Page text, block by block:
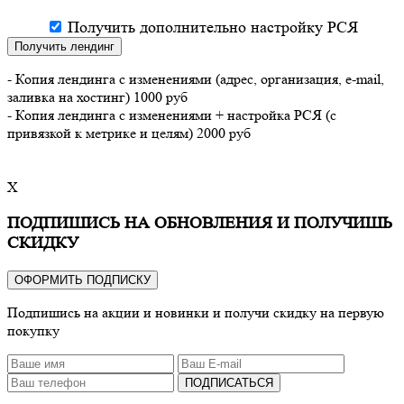
Получить дополнительно настройку РСЯ
Получить лендинг
- Копия лендинга с изменениями (адрес, организация, e-mail,
заливка на хостинг) 1000 руб
- Копия лендинга с изменениями + настройка РСЯ (с
привязкой к метрике и целям) 2000 руб
X
ПОДПИШИСЬ НА ОБНОВЛЕНИЯ И ПОЛУЧИШЬ
СКИДКУ
ОФОРМИТЬ ПОДПИСКУ
Подпишись на акции и новинки и получи скидку на первую
покупку
ПОДПИСАТЬСЯ